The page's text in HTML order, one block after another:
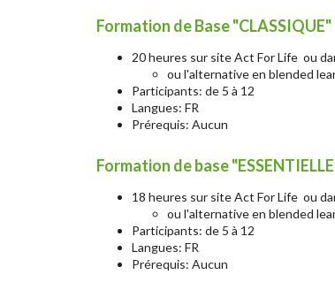
Formation de Base "CLASSIQUE"
20 heures sur site Act For Life ou
ou l'alternative en blended
Participants: de 5 à 12
Langues: FR
Prérequis: Aucun
Formation de base
18 heures sur site Act For Life ou
ou l'alternative en blended
Participants: de 5 à 12
Langues: FR
Prérequis: Aucun